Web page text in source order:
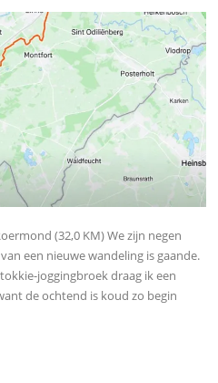
(32,0 KM) We zijn negen
een nieuwe wandeling is gaande.
joggingbroek draag ik een
de ochtend is koud zo begin